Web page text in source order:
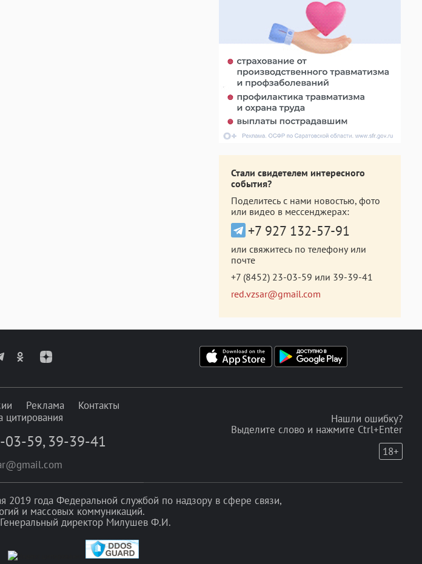
Стали свидетелем интересного
события?
Поделитесь с нами новостью, фото
или видео в мессенджерах:
+7 927 132-57-91
или свяжитесь по телефону или
почте
+7 (8452) 23-03-59 или 39-39-41
red.vzsar@gmail.com
Реклама
Контакты
цитирования
03-59, 39-39-41
Нашли ошибку?
Выделите слово и нажмите Ctrl+Enter
18+
года Федеральной службой по надзору в сфере связи,
и массовых коммуникаций.
директор Милушев Ф.И.